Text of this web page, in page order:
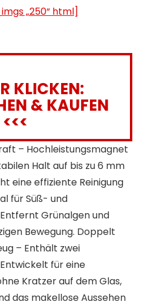
„250“ html]
KLICKEN:
& KAUFEN
<<<
– Hochleistungsmagnet
Halt auf bis zu 6 mm
eine effiziente Reinigung
für Süß- und
Grünalgen und
Bewegung. Doppelt
– Enthält zwei
für eine
Kratzer auf dem Glas,
das makellose Aussehen